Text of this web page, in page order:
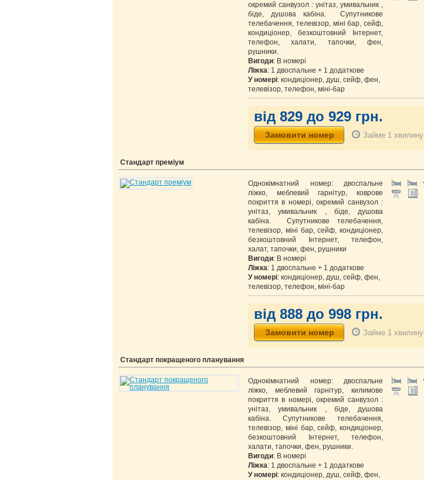
окремий санвузол : унітаз, умивальник ,
біде, душова кабіна. Супутникове
телебачення, телевізор, міні бар, сейф,
кондиціонер, безкоштовний Інтернет,
телефон, халати, тапочки, фен,
рушники.
Вигоди: В номері
Ліжка: 1 двоспальне + 1 додаткове
У номері: кондиціонер, душ, сейф, фен,
телевізор, телефон, міні-бар
від 829 до 929 грн.
Займе 1 хвилину
Стандарт преміум
Однокімнатний номер: двоспальне
ліжко, меблевий гарнітур, коврове
покриття в номері, окремий санвузол :
унітаз, умивальник , біде, душова
кабіна. Супутникове телебачення,
телевізор, міні бар, сейф, кондиціонер,
безкоштовний Інтернет, телефон,
халат, тапочки, фен, рушники
Вигоди: В номері
Ліжка: 1 двоспальне + 1 додаткове
У номері: кондиціонер, душ, сейф, фен,
телевізор, телефон, міні-бар
від 888 до 998 грн.
Займе 1 хвилину
Стандарт покращеного планування
Однокімнатний номер: двоспальне
ліжко, меблевий гарнітур, килимове
покриття в номері, окремий санвузол :
унітаз, умивальник , біде, душова
кабіна. Супутникове телебачення,
телевізор, міні бар, сейф, кондиціонер,
безкоштовний Інтернет, телефон,
халати, тапочки, фен, рушники.
Вигоди: В номері
Ліжка: 1 двоспальне + 1 додаткове
У номері: кондиціонер, душ, сейф, фен,